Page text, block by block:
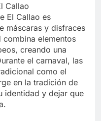
Callao
El Callao es
máscaras y disfraces
elementos
creando una
el carnaval, las
como el
en la tradición de
identidad y dejar que